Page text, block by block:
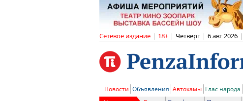
Сетевое издание | 18+ | Четверг | 6 авг 2026 |
Новости Объявления Автохамы Глас народа